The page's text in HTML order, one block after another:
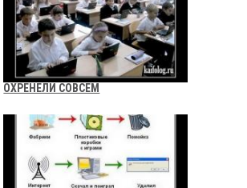
ОХРЕНЕЛИ СОВСЕМ